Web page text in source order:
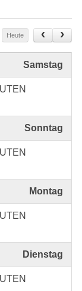
Heute
Samstag
Sonntag
Montag
Dienstag